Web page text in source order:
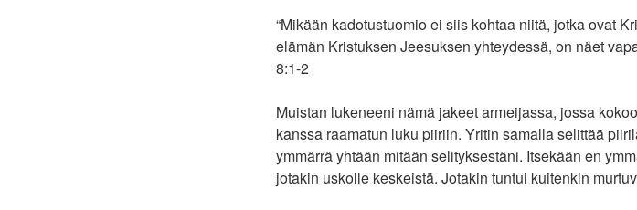
“Mikään kadotustuomio ei siis kohtaa niitä, jotka ovat
elämän Kristuksen Jeesuksen yhteydessä, on näet
8‬:‭1‬-‭2‬ ‭
Muistan lukeneeni nämä jakeet armeijassa, jossa
kanssa raamatun luku piiriin. Yritin samalla selittää
ymmärrä yhtään mitään selityksestäni. Itsekään en
jotakin uskolle keskeistä. Jotakin tuntui kuitenkin